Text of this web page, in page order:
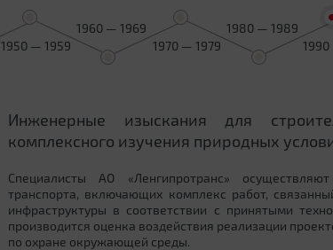
1950 — 1959
1960 — 1969
1970 — 1979
1980 — 1989
Инженерные изыскания для
комплексного изучения природных
Специалисты АО «Ленгипротранс»
транспорта, включающих комплекс работ,
инфраструктуры в соответствии с принятыми
производится оценка воздействия реализации
по охране окружающей среды.